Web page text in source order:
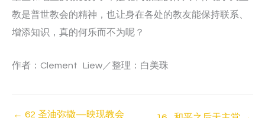
教是普世教会的精神，也让身在各处的教友能保持联系、
增添知识，真的何乐而不为呢？
作者：Clement Liew／整理：白美珠
← 62 圣油弥撒—映现教会